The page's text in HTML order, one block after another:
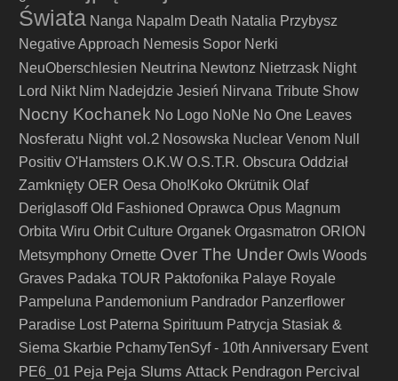
Świata Nanga Napalm Death Natalia Przybysz
Negative Approach Nemesis Sopor Nerki
NeuOberschlesien Neutrina Newtonz Nietrzask Night
Lord Nikt Nim Nadejdzie Jesień Nirvana Tribute Show
Nocny Kochanek No Logo NoNe No One Leaves
Nosferatu Night vol.2 Nosowska Nuclear Venom Null
Positiv O'Hamsters O.K.W O.S.T.R. Obscura Oddział
Zamknięty OER Oesa Oho!Koko Okrütnik Olaf
Deriglasoff Old Fashioned Oprawca Opus Magnum
Orbita Wiru Orbit Culture Organek Orgasmatron ORION
Metsymphony Ornette Over The Under Owls Woods
Graves Padaka TOUR Paktofonika Palaye Royale
Pampeluna Pandemonium Pandrador Panzerflower
Paradise Lost Paterna Spirituum Patrycja Stasiak &
Siema Skarbie PchamyTenSyf - 10th Anniversary Event
PE6_01 Peja Peja Slums Attack Pendragon Percival